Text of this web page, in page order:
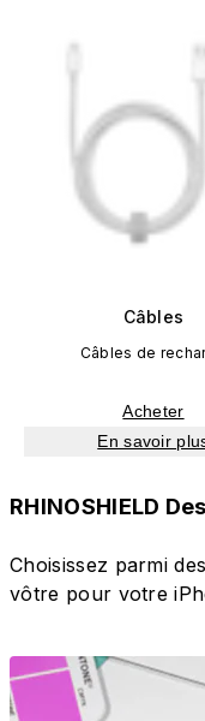
Câbles
Câbles de
Acheter
En savoir
RHINOSHIELD
Choisissez parmi
vôtre pour votre